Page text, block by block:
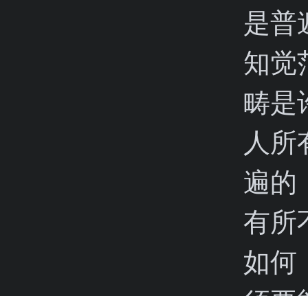
是普
知觉
畴是
人
遍的
有所
如何